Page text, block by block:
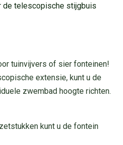
de telescopische stijgbuis
tuinvijvers of sier fonteinen!
extensie, kunt u de
zwembad hoogte richten.
kunt u de fontein